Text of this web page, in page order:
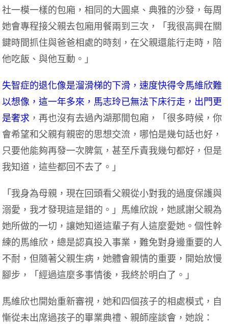
社一模一樣的包廂，相同的大圓桌、典雅的沙發，每周
她會專程接父親去包廂用餐兩到三次，「我很高興在關
鍵時間抓住與爸爸相處的時刻，在父親還能行走時，陪
他吃飯、與他互動。」
失智症的退化像是溜滑梯的下滑，速度快得令馬維欣難
以想像，這一年多來，馬志玲已無法下床行走，出門更
是奢求 ，再也沒有去過內湖那間包廂，「很多時候，你
會希望和父親有親密的思想交流，哪怕是幾句話也好，
只要他能夠再發一次脾氣，甚至斥責我幾句都好，但是
我知道，這些都回不去了。」
「我身為母親，現在回頭看父親從小對我的過度保護與
溺愛，我才發現這是錯的。」馬維欣說，她感謝父親為
她所做的一切，讓她知道這輩子有人這麼愛她。個性幹
練的馬維欣，總是認真投入事業，難免對身邊重要的人
不耐，但隨著父親生病，她體會親情的重要，開始放慢
腳步，「經過這麼多事情後，我終於明白了。」
馬維欣也開始重新審視，她和四個孩子的相處模式，自
慚從未出席過孩子的畢業典禮、親師座談會，她說：